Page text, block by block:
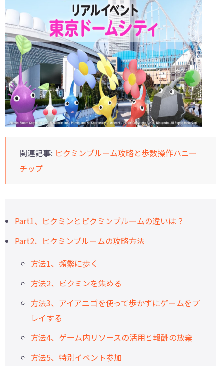
関連記事: ピクミンブルーム攻略と歩数操作ハニー
チップ
Part1、ピクミンとピクミンブルームの違いは？
Part2、ピクミンブルームの攻略方法
方法1、頻繁に歩く
方法2、ピクミンを集める
方法3、アイアニゴを使って歩かずにゲームをプ
レイする
方法4、ゲーム内リソースの活用と報酬の放棄
方法5、特別イベント参加